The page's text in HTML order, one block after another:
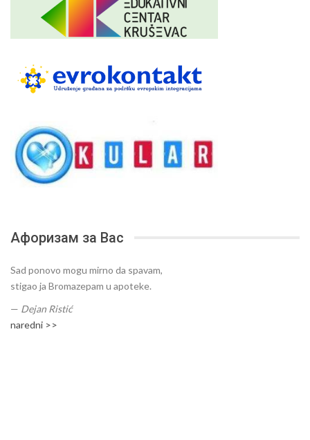
Афоризам за Вас
Sad ponovo mogu mirno da spavam,
stigao ja Bromazepam u apoteke.
— Dejan Ristić
naredni >>